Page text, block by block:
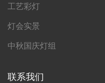
工艺彩灯
灯会实景
中秋国庆灯组
联系我们